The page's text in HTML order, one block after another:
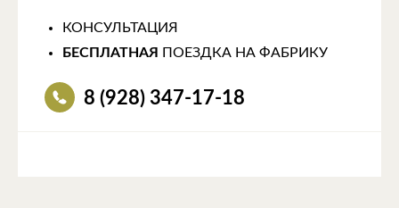
КОНСУЛЬТАЦИЯ
БЕСПЛАТНАЯ
ПОЕЗДКА НА ФАБРИКУ
8 (928) 347-17-18